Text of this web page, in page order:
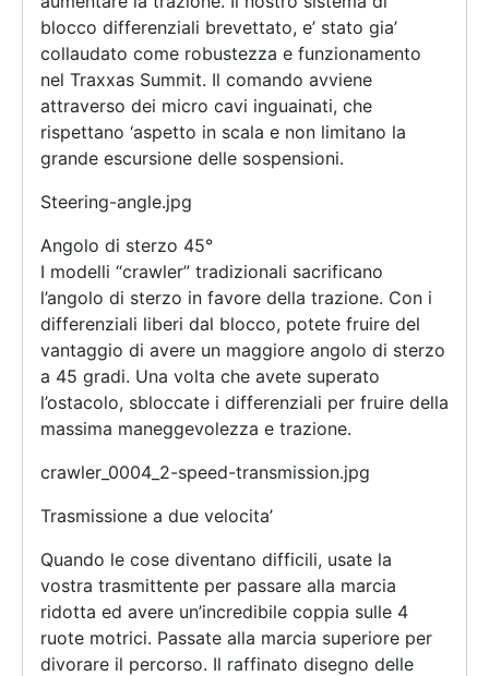
blocco differenziali brevettato, e’ stato gia’
collaudato come robustezza e funzionamento
nel Traxxas Summit. Il comando avviene
attraverso dei micro cavi inguainati, che
rispettano ‘aspetto in scala e non limitano la
grande escursione delle sospensioni.
Steering-angle.jpg
Angolo di sterzo 45°
I modelli “crawler” tradizionali sacrificano
l’angolo di sterzo in favore della trazione. Con i
differenziali liberi dal blocco, potete fruire del
vantaggio di avere un maggiore angolo di sterzo
a 45 gradi. Una volta che avete superato
l’ostacolo, sbloccate i differenziali per fruire della
massima maneggevolezza e trazione.
crawler_0004_2-speed-transmission.jpg
Trasmissione a due velocita’
Quando le cose diventano difficili, usate la
vostra trasmittente per passare alla marcia
ridotta ed avere un’incredibile coppia sulle 4
ruote motrici. Passate alla marcia superiore per
divorare il percorso. Il raffinato disegno delle